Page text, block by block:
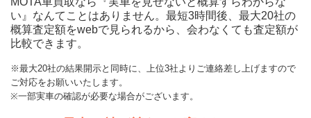
い』なんてことはありません。最短3時間後、最大20社の
概算査定額をwebで見られるから、会わなくても査定額が
比較できます。
※最大20社の結果開示と同時に、上位3社よりご連絡差し上げますので
ご対応をお願いいたします。
※一部実車の確認が必要な場合がございます。